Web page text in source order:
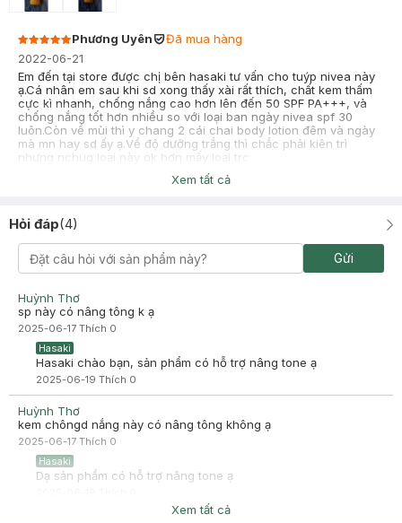
Phương Uyên
Đã mua hàng
2022-06-21
Em đến tại store được chị bên hasaki tư vấn cho tuýp nivea này
ạ.Cá nhân em sau khi sd xong thấy xài rất thích, chất kem thấm
cực kì nhanh, chống nắng cao hơn lên đến 50 SPF PA+++, và
chống nắng tốt hơn nhiều so với loại ban ngày nivea spf 30
luôn.Còn về mùi thì y chang 2 cái chai body lotion đêm và ngày
mà mn hay sd ấy ạ.Về độ dưỡng trắng thì chắc phải kiên trì
nhưng nchug loại này ok hơn mấy loại trc
Xem tất cả
Hỏi đáp(4)
Gửi
Huỳnh Thơ
sp này có nâng tông k ạ
2025-06-17 Thích 0
Hasaki
Hasaki chào bạn, sản phẩm có hỗ trợ nâng tone ạ
2025-06-19 Thích 0
Huỳnh Thơ
kem chôngd nắng này có nâng tông không ạ
2025-06-17 Thích 0
Hasaki
Dạ sản phẩm có hỗ trợ nâng tone ạ
Xem tất cả